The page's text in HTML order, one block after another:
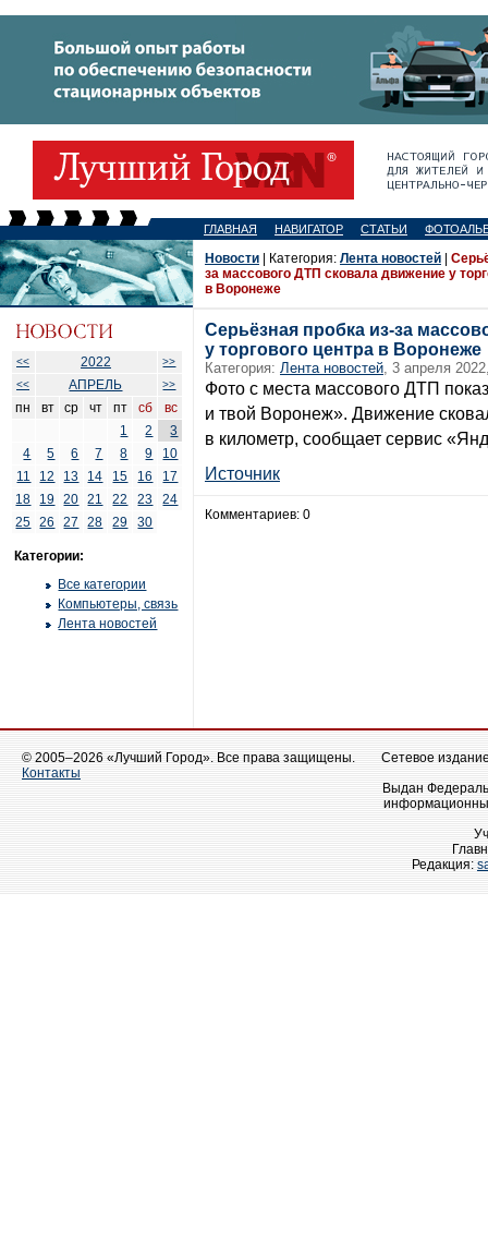
ГЛАВНАЯ НАВИГАТОР СТАТЬИ
<< 2022
>>
<<
АПРЕЛЬ >>
пн вт ср чт пт сб
вс
1
2
3
4
5 6 7 8 9
10
11
12 13 14 15 16
17
18
19 20 21 22 23
24
25
26 27 28 29 30
Категории:
Все категории
Компьютеры, связь
Лента новостей
Новости | Категория: Лента новостей
за массового ДТП сковала движение у
в Воронеже
Серьёзная пробка из-за
у торгового центра в Воронеже
Категория: Лента новостей, 3 апреля
Фото с места массового ДТП
и твой Воронеж». Движение
в километр, сообщает сервис
Источник
Комментариев: 0
© 2005–2026 «Лучший Город». Все права защищены.
Контакты
Сетевое
Выдан
Редакция: